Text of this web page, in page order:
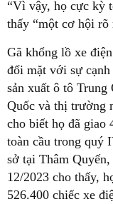
“Vì vậy, họ cực kỳ
thấy “một cơ hội rõ
Gã khổng lồ xe
đối mặt với sự cạnh
sản xuất ô tô
Quốc và thị trường
cho biết họ đã giao
toàn cầu trong quý
sở tại Thâm
12/2023 cho thấy,
526.400 chiếc xe